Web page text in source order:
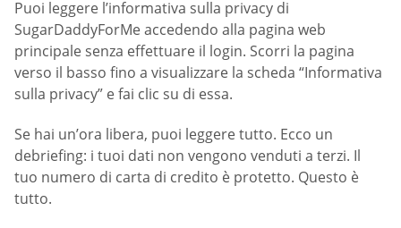
Puoi leggere l’informativa sulla privacy di
SugarDaddyForMe accedendo alla pagina web
principale senza effettuare il login. Scorri la pagina
verso il basso fino a visualizzare la scheda “Informativa
sulla privacy” e fai clic su di essa.
Se hai un’ora libera, puoi leggere tutto. Ecco un
debriefing: i tuoi dati non vengono venduti a terzi. Il
tuo numero di carta di credito è protetto. Questo è
tutto.